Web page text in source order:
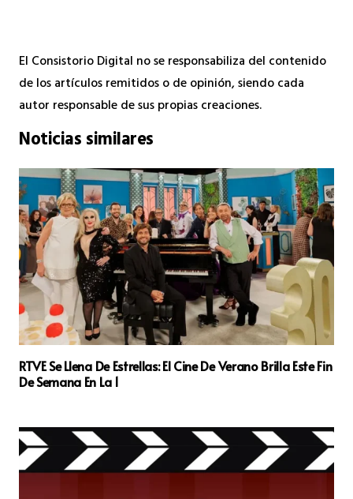
El Consistorio Digital no se responsabiliza del contenido
de los artículos remitidos o de opinión, siendo cada
autor responsable de sus propias creaciones.
Noticias similares
RTVE Se Llena De Estrellas: El Cine De Verano Brilla Este Fin
De Semana En La 1